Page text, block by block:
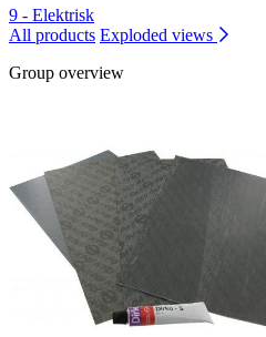
9 - Elektrisk
All products Exploded views
Group overview